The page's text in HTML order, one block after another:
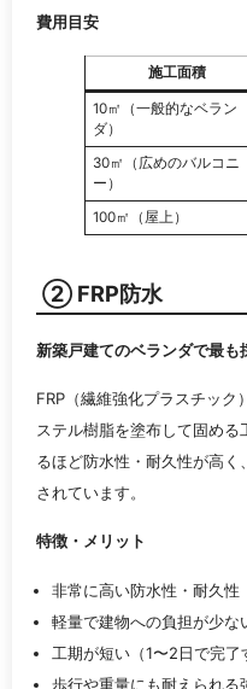
費用目安
施工面積
10㎡（一般的なベラン
ダ）
30㎡（広めのバルコニ
ー）
100㎡（屋上）
② FRP防水
新築戸建てのベランダで最も
FRP（繊維強化プラスチック
ステル樹脂を塗布して固め
るほど防水性・耐久性が高
されています。
特徴・メリット
非常に高い防水性・耐久性
軽量で建物への負担が少な
工期が短い（1〜2日で完了
歩行や重量にも耐えられる